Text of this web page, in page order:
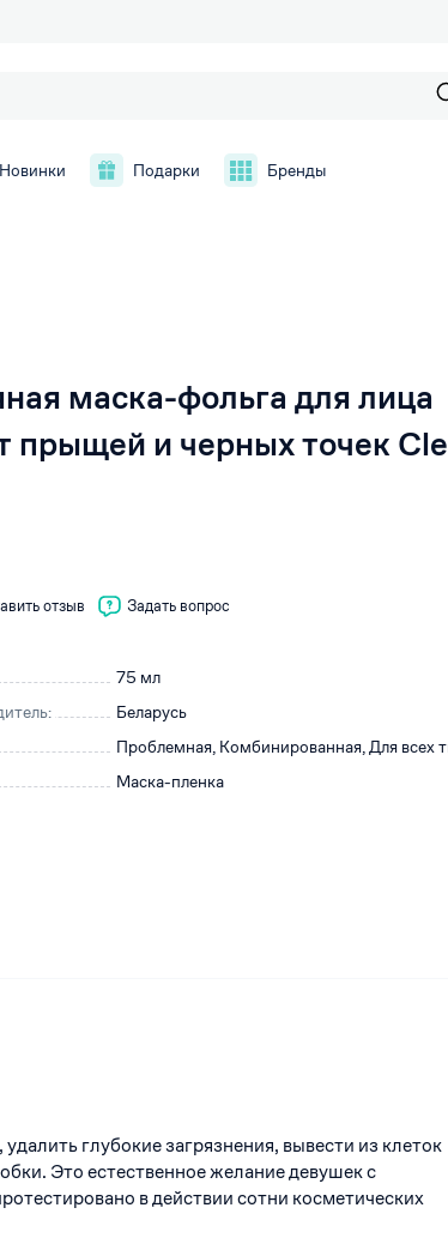
Новинки Подарки Бренды
маска-фольга для лица
прыщей и черных точек
отзыв Задать вопрос
75 мл
Беларусь
Проблемная, Комбинированная, Для всех
Маска-пленка
глубокие загрязнения, вывести из клеток
Это естественное желание девушек с
в действии сотни косметических